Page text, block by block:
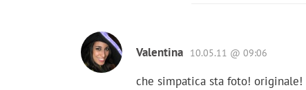
Valentina 10.05.11 @ 09:06
che simpatica sta foto! originale!